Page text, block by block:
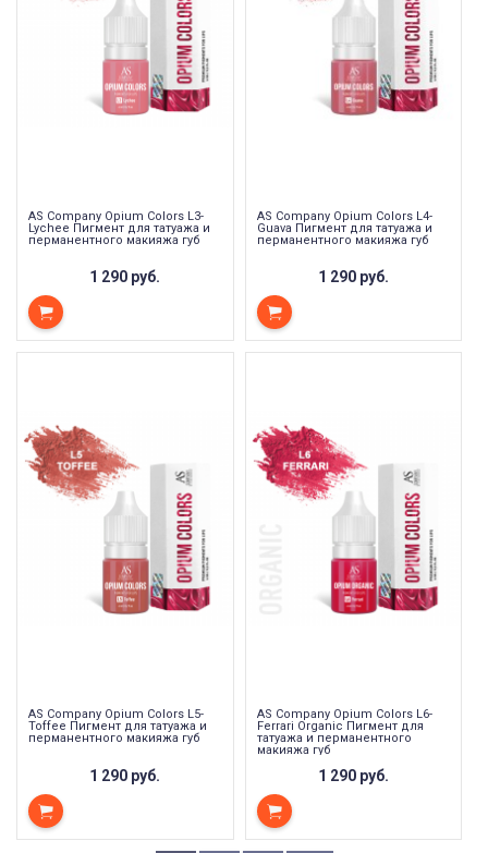
AS Company Opium Colors L3-
Lychee Пигмент для татуажа и
перманентного макияжа губ
1 290 руб.
AS Company Opium Colors L4-
Guava Пигмент для татуажа и
перманентного макияжа губ
1 290 руб.
AS Company Opium Colors L5-
Toffee Пигмент для татуажа и
перманентного макияжа губ
1 290 руб.
AS Company Opium Colors L6-
Ferrari Organic Пигмент для
татуажа и перманентного
макияжа губ
1 290 руб.